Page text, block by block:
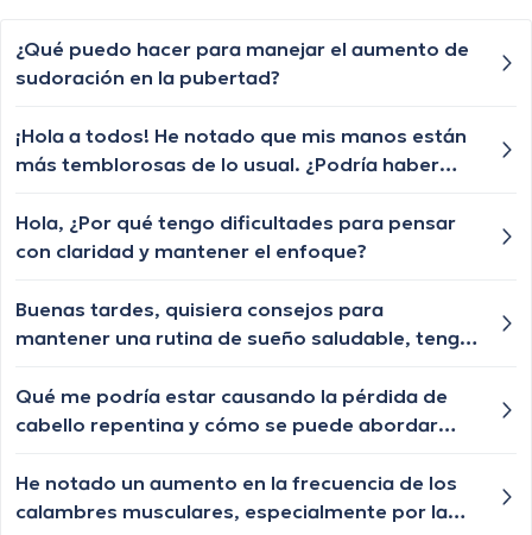
¿Qué puedo hacer para manejar el aumento de
sudoración en la pubertad?
¡Hola a todos! He notado que mis manos están
más temblorosas de lo usual. ¿Podría haber
Hola, ¿Por qué tengo dificultades para pensar
con claridad y mantener el enfoque?
Buenas tardes, quisiera consejos para
mantener una rutina de sueño saludable, tengo
Qué me podría estar causando la pérdida de
cabello repentina y cómo se puede abordar
He notado un aumento en la frecuencia de los
calambres musculares, especialmente por la